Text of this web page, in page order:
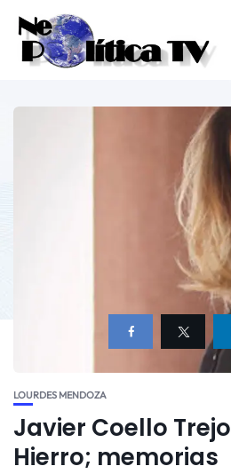
LOURDES MENDOZA
Javier Coello
Hierro; memorias